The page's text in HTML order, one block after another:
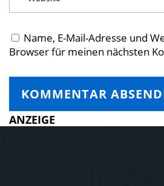
Name, E-Mail-Adresse und
Browser für meinen nächsten
ANZEIGE